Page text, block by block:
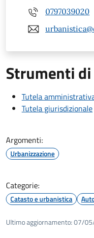
0797039020
Strumenti
Tutela
Tutela giurisdizionale
Argomenti:
Urbanizzazione
Categorie:
Catasto e urbanistica
Ultimo aggiornamento:07/